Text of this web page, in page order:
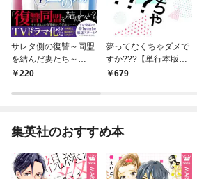
サレタ側の復讐～同盟
を結んだ妻たち～
（1）
220
夢ってなくちゃダメで
すか???【単行本版】
1巻679
集英社のおすすめ本